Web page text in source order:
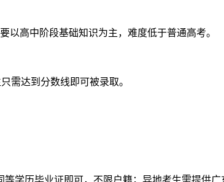
高中阶段基础知识为主，难度低于普通高考。
需达到分数线即可被录取。
学历毕业证即可，不限户籍；异地考生需提供广